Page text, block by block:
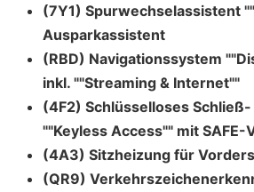
(7Y1) Spurwechselassistent
Ausparkassistent
(RBD) Navigationssystem
inkl. ""Streaming & Internet""
(4F2) Schlüsselloses
""Keyless Access"" mit
(4A3) Sitzheizung für
(QR9)